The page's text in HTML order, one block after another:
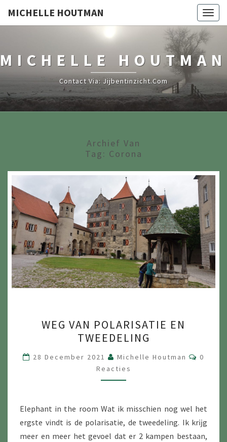
MICHELLE HOUTMAN
MICHELLE HOUTMAN
Contact Via: Jijbentinzicht.com
Archief Van
Tag: Corona
VAN
POLARISATIE
EN
TWEEDELING
WEG VAN POLARISATIE EN
TWEEDELING
28 December 2021 Michelle Houtman
0
Reacties
Elephant in the room Wat ik misschien nog wel het
ergste vindt is de polarisatie, de tweedeling. Ik krĳg
meer en meer het gevoel dat er 2 kampen bestaan,